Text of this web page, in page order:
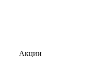
Акции